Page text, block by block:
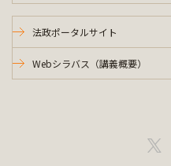
法政ポータルサイト
Webシラバス（講義概要）